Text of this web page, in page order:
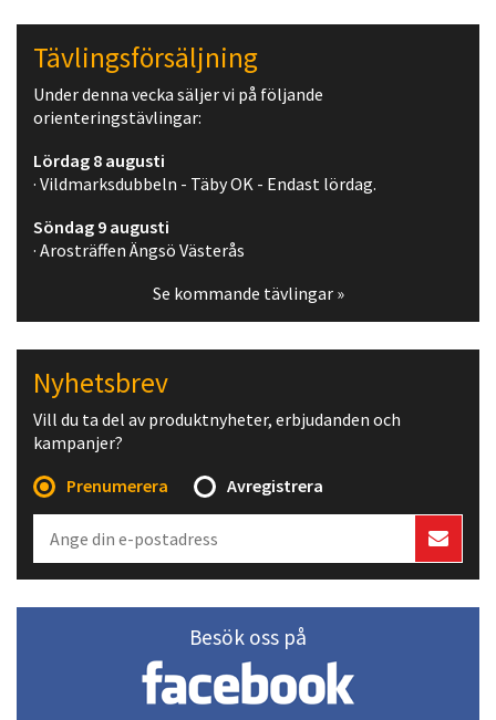
Tävlingsförsäljning
Under denna vecka säljer vi på följande
orienteringstävlingar:
Lördag 8 augusti
· Vildmarksdubbeln - Täby OK - Endast lördag.
Söndag 9 augusti
· Arosträffen Ängsö Västerås
Se kommande tävlingar »
Nyhetsbrev
Vill du ta del av produktnyheter, erbjudanden och
kampanjer?
Prenumerera
Avregistrera
Besök oss på